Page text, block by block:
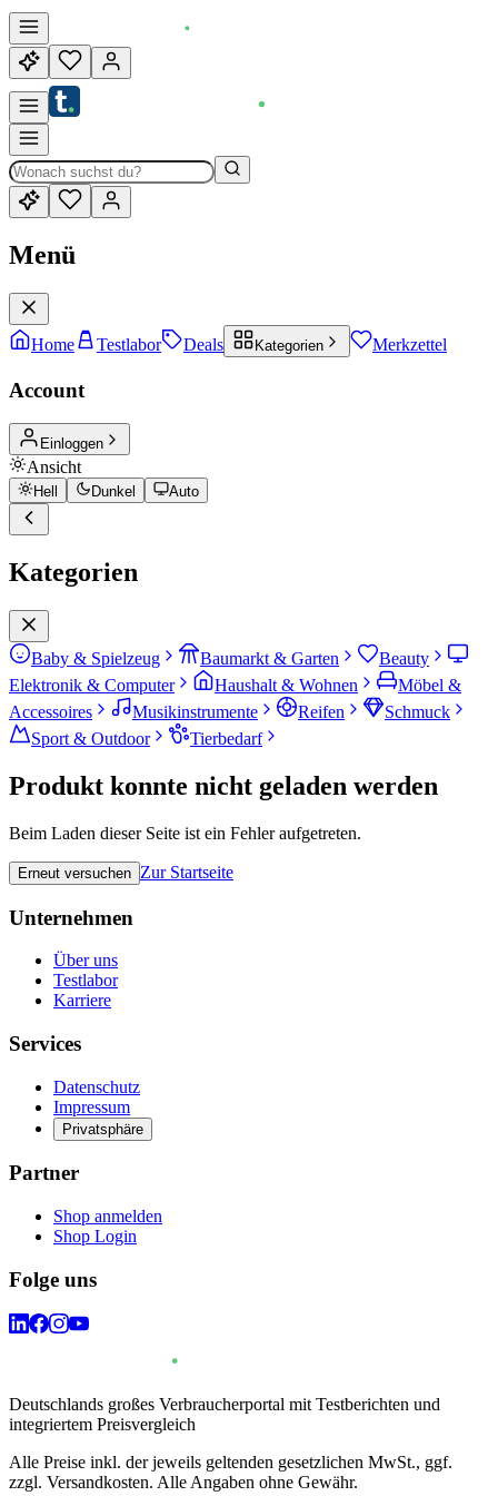
Menü
Home Testlabor Deals Kategorien Merkzettel
Account
Einloggen
Ansicht
Hell Dunkel Auto
Kategorien
Baby & Spielzeug Baumarkt & Garten
Beauty
Elektronik & Computer
Haushalt & Wohnen
Möbel &
Accessoires
Musikinstrumente Reifen
Schmuck
Sport & Outdoor
Tierbedarf
Produkt konnte nicht geladen werden
Beim Laden dieser Seite ist ein Fehler aufgetreten.
Erneut versuchen Zur Startseite
Unternehmen
Über uns
Testlabor
Karriere
Services
Datenschutz
Impressum
Privatsphäre
Partner
Shop anmelden
Shop Login
Folge uns
Deutschlands großes Verbraucherportal mit Testberichten und
integriertem Preisvergleich
Alle Preise inkl. der jeweils geltenden gesetzlichen MwSt., ggf.
zzgl. Versandkosten. Alle Angaben ohne Gewähr.